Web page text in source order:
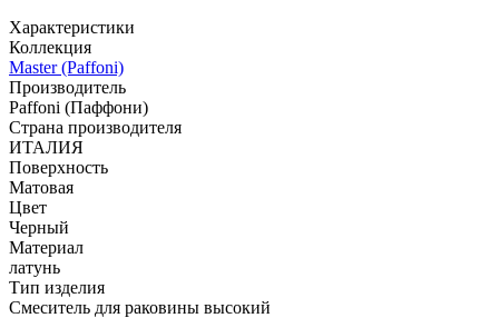
Характеристики
Коллекция
Master (Paffoni)
Производитель
Paffoni (Паффони)
Страна производителя
ИТАЛИЯ
Поверхность
Матовая
Цвет
Черный
Материал
латунь
Тип изделия
Смеситель для раковины высокий